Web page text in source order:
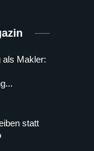
als Makler:
statt